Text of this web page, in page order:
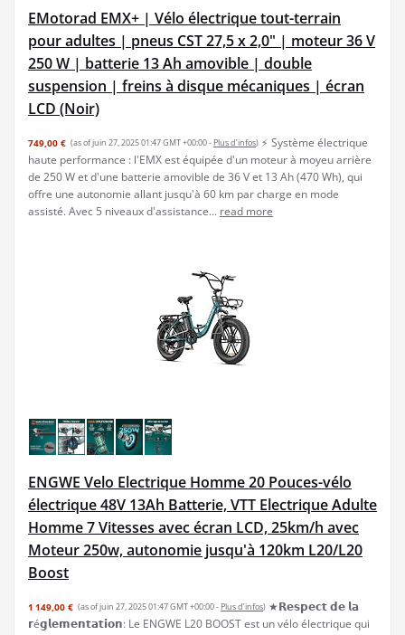
EMotorad EMX+ | Vélo électrique tout-terrain
pour adultes | pneus CST 27,5 x 2,0" | moteur 36 V
250 W | batterie 13 Ah amovible | double
suspension | freins à disque mécaniques | écran
LCD (Noir)
749,00 € (as of juin 27, 2025 01:47 GMT +00:00 - Plus d’infos) ⚡ Système électrique
haute performance : l'EMX est équipée d'un moteur à moyeu arrière
de 250 W et d'une batterie amovible de 36 V et 13 Ah (470 Wh), qui
offre une autonomie allant jusqu'à 60 km par charge en mode
assisté. Avec 5 niveaux d'assistance... read more
ENGWE Velo Electrique Homme 20 Pouces-vélo
électrique 48V 13Ah Batterie, VTT Electrique Adulte
Homme 7 Vitesses avec écran LCD, 25km/h avec
Moteur 250w, autonomie jusqu'à 120km L20/L20
Boost
1 149,00 € (as of juin 27, 2025 01:47 GMT +00:00 - Plus d’infos) ★𝗥𝗲𝘀𝗽𝗲𝗰𝘁 𝗱𝗲 𝗹𝗮
𝗿é𝗴𝗹𝗲𝗺𝗲𝗻𝘁𝗮𝘁𝗶𝗼𝗻: Le ENGWE L20 BOOST est un vélo électrique qui